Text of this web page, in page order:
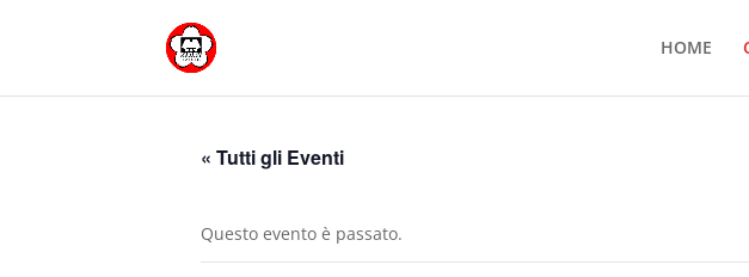
HOME
« Tutti gli Eventi
Questo evento è passato.